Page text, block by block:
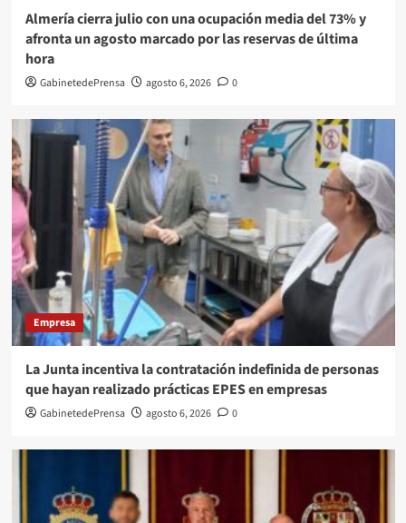
Almería cierra julio con una ocupación media del 73% y
afronta un agosto marcado por las reservas de última
hora
GabinetedePrensa agosto 6, 2026 0
Empresa
La Junta incentiva la contratación indefinida de personas
que hayan realizado prácticas EPES en empresas
GabinetedePrensa agosto 6, 2026 0